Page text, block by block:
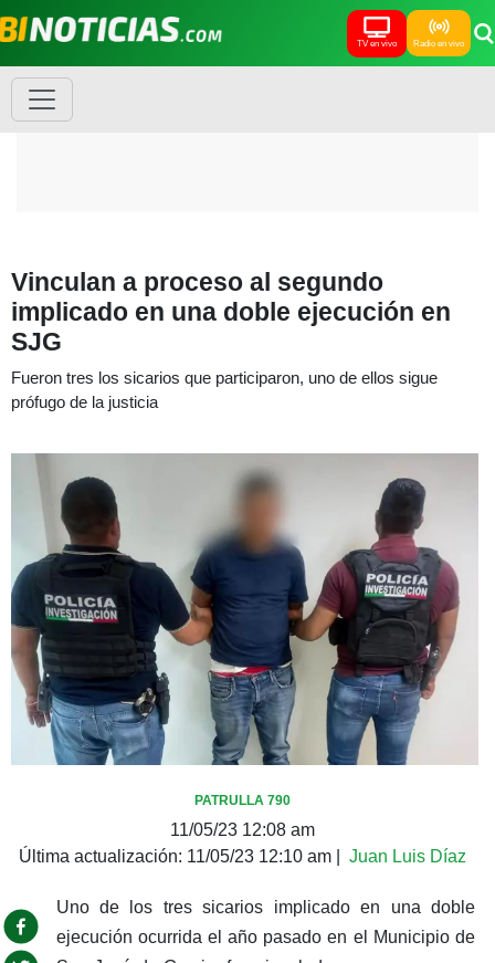
TV en vivo Radio en vivo
Vinculan a proceso al segundo
implicado en una doble ejecución en
SJG
Fueron tres los sicarios que participaron, uno de ellos sigue
prófugo de la justicia
PATRULLA 790
11/05/23 12:08 am
Última actualización: 11/05/23 12:10 am| Juan Luis Díaz
Uno de los tres sicarios implicado en una doble
ejecución ocurrida el año pasado en el Municipio de